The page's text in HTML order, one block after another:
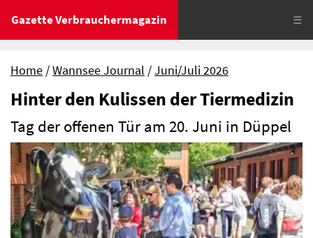
Gazette Verbrauchermagazin ☰
Home Wannsee Journal Juni/Juli 2026
Hinter den Kulissen der Tiermedizin
Tag der offenen Tür am 20. Juni in Düppel